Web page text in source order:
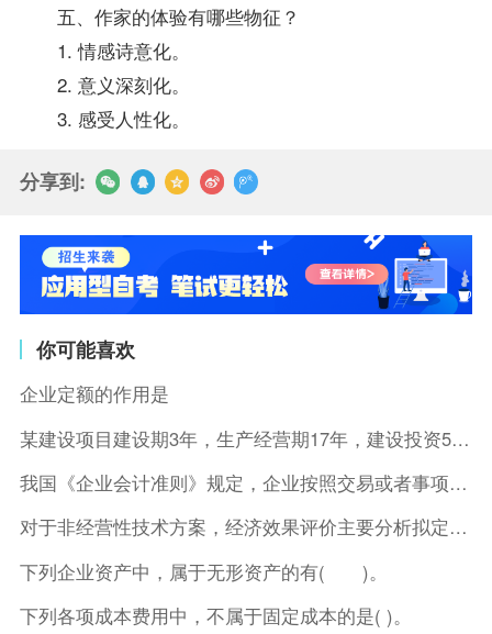
五、作家的体验有哪些物征？
1. 情感诗意化。
2. 意义深刻化。
3. 感受人性化。
分享到:
你可能喜欢
企业定额的作用是
某建设项目建设期3年，生产经营期17年，建设投资5500万元
我国《企业会计准则》规定，企业按照交易或者事项的经济特征确定
对于非经营性技术方案，经济效果评价主要分析拟定方案的( )。
下列企业资产中，属于无形资产的有( )。
下列各项成本费用中，不属于固定成本的是( )。